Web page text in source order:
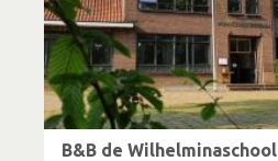
B&B de Wilhelminaschool